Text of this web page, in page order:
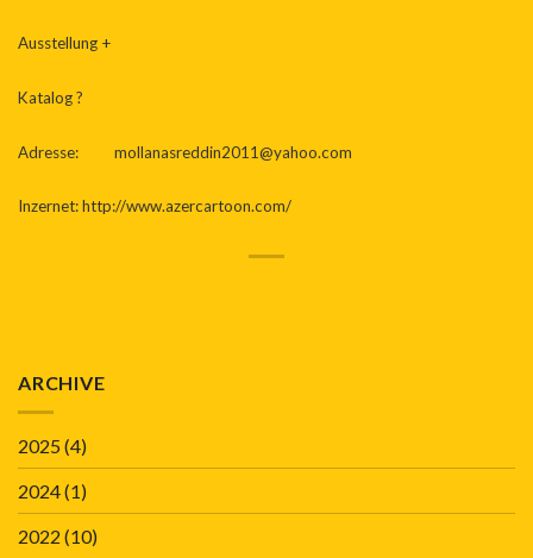
Ausstellung +
Katalog ?
Adresse: mollanasreddin2011@yahoo.com
Inzernet:http://www.azercartoon.com/
ARCHIVE
2025(4)
2024(1)
2022 (10)